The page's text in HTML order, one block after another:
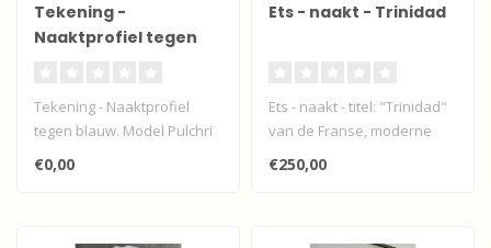
Tekening -
Naaktprofiel tegen
Tekening - Naaktprofiel
tegen blauw. Model Pulchri
studio - 1924...
€0,00
Ets - naakt - Trinidad
Ets - naakt - titel: "Trinidad"
van de Franse, moderne
impressionist Manuel Leon..
€250,00